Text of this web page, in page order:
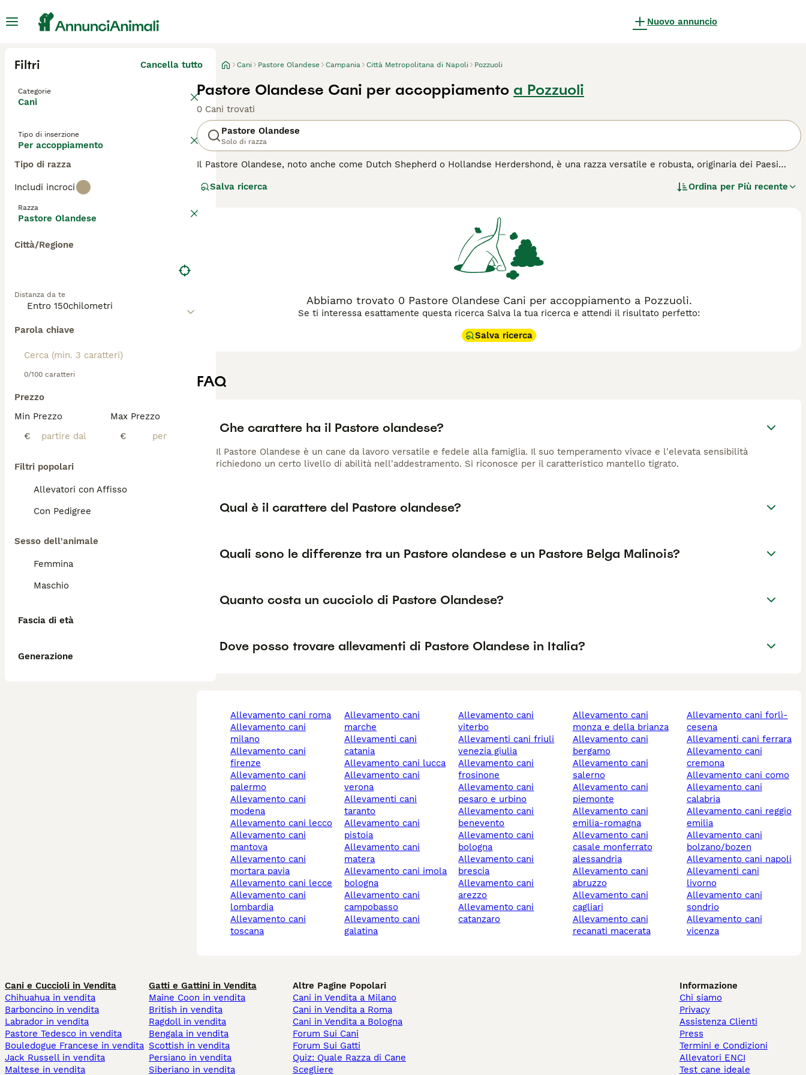
Nuovo annuncio
Filtri Cancella tutto
Categorie
Cani
Tipo di inserzione
Per accoppiamento
Tipo di razza
Includi incroci
Razza
Pastore Olandese
Città/Regione
Distanza da te
Parola chiave
0/100 caratteri
Prezzo
Min Prezzo
€
Max Prezzo
€
Filtri popolari
Allevatori con Affisso
Con Pedigree
Sesso dell'animale
Femmina
Maschio
Fascia di età
Generazione
Cani Pastore Olandese Campania Città Metropolitana di Napoli Pozzuoli
Pastore Olandese Cani per accoppiamento a Pozzuoli
0 Cani trovati
Pastore Olandese
Solo di razza
Il Pastore Olandese, noto anche come Dutch Shepherd o Hollandse Herdershond, è una razza versatile e robusta, originaria dei Paesi
dal grigio al dorato. Il Pastore Olandese è celebre per la sua intelligenza, l'agilità e la lealtà, essendo stato impiegato come cane da
allo stesso tempo protettivo. Adatto a chi conduce uno stile di vita attivo, richiede regolare esercizio fisico e stimolazione mentale per
Per scoprire se il Pastore Olandese è il cane giusto per te, leggi la guida all'acquisto per questa razza.
Salva ricerca Ordina per Più recente
Abbiamo trovato 0 Pastore Olandese Cani per accoppiamento a Pozzuoli.
Se ti interessa esattamente questa ricerca Salva la tua ricerca e attendi il risultato perfetto:
Salva ricerca
FAQ
Che carattere ha il Pastore olandese?
Il Pastore Olandese è un cane da lavoro versatile e fedele alla famiglia. Il suo temperamento vivace e l'elevata sensibilità
richiedono un certo livello di abilità nell'addestramento. Si riconosce per il caratteristico mantello tigrato.
Qual è il carattere del Pastore olandese?
Quali sono le differenze tra un Pastore olandese e un Pastore Belga Malinois?
Quanto costa un cucciolo di Pastore Olandese?
Dove posso trovare allevamenti di Pastore Olandese in Italia?
allevamento cani roma
allevamento cani
milano
allevamento cani
firenze
allevamento cani
palermo
allevamento cani
modena
allevamento cani lecco
allevamento cani
mantova
allevamento cani
mortara pavia
allevamento cani lecce
allevamento cani
lombardia
allevamento cani
toscana
allevamento cani
marche
allevamenti cani
catania
allevamento cani lucca
allevamento cani
verona
allevamenti cani
taranto
allevamento cani
pistoia
allevamento cani
matera
allevamento cani imola
bologna
allevamento cani
campobasso
allevamento cani
galatina
allevamento cani
viterbo
allevamenti cani friuli
venezia giulia
allevamento cani
frosinone
allevamento cani
pesaro e urbino
allevamento cani
benevento
allevamento cani
bologna
allevamento cani
brescia
allevamento cani
arezzo
allevamento cani
catanzaro
allevamento cani
monza e della brianza
allevamento cani
bergamo
allevamento cani
salerno
allevamento cani
piemonte
allevamento cani
emilia-romagna
allevamento cani
casale monferrato
alessandria
allevamento cani
abruzzo
allevamento cani
cagliari
allevamento cani
recanati macerata
allevamento cani forlì-
cesena
allevamenti cani ferrara
allevamento cani
cremona
allevamento cani como
allevamento cani
calabria
allevamento cani reggio
emilia
allevamento cani
bolzano/bozen
allevamento cani napoli
allevamenti cani
livorno
allevamento cani
sondrio
allevamento cani
vicenza
Cani e Cuccioli in Vendita
Chihuahua in vendita
Barboncino in vendita
Labrador in vendita
Pastore Tedesco in vendita
Bouledogue Francese in vendita
Jack Russell in vendita
Maltese in vendita
Gatti e Gattini in Vendita
Maine Coon in vendita
British in vendita
Ragdoll in vendita
Bengala in vendita
Scottish in vendita
Persiano in vendita
Siberiano in vendita
Altre Pagine Popolari
Cani in Vendita a Milano
Cani in Vendita a Roma
Cani in Vendita a Bologna
Forum Sui Cani
Forum Sui Gatti
Quiz: Quale Razza di Cane
Scegliere
Informazione
Chi siamo
Privacy
Assistenza Clienti
Press
Termini e Condizioni
Allevatori ENCI
Test cane ideale